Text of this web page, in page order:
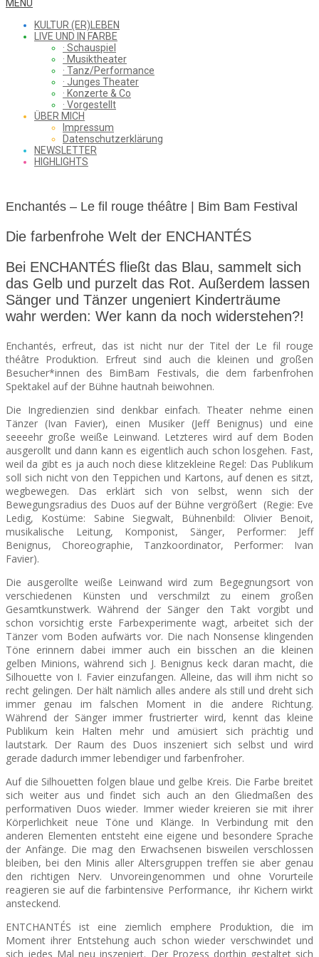
WHAT
SAW
FROM
THE
CHEAP
SEATS
Menu
MENU
KULTUR (ER)LEBEN
LIVE UND IN FARBE
· Schauspiel
· Musiktheater
· Tanz/Performance
· Junges Theater
· Konzerte & Co
· Vorgestellt
ÜBER MICH
Impressum
Datenschutzerklärung
NEWSLETTER
HIGHLIGHTS
Enchantés – Le fil rouge théâtre | Bim Bam Festival
Die farbenfrohe Welt der ENCHANTÉS
Bei ENCHANTÉS fließt das Blau, sammelt sich
das Gelb und purzelt das Rot. Außerdem lassen
Sänger und Tänzer ungeniert Kinderträume
wahr werden: Wer kann da noch widerstehen?!
Enchantés, erfreut, das ist nicht nur der Titel der Le fil rouge
théâtre Produktion. Erfreut sind auch die kleinen und großen
Besucher*innen des BimBam Festivals, die dem farbenfrohen
Spektakel auf der Bühne hautnah beiwohnen.
Die Ingredienzien sind denkbar einfach. Theater nehme einen
Tänzer (Ivan Favier), einen Musiker (Jeff Benignus) und eine
seeeehr große weiße Leinwand. Letzteres wird auf dem Boden
ausgerollt und dann kann es eigentlich auch schon losgehen. Fast,
weil da gibt es ja auch noch diese klitzekleine Regel: Das Publikum
soll sich nicht von den Teppichen und Kartons, auf denen es sitzt,
wegbewegen. Das erklärt sich von selbst, wenn sich der
Bewegungsradius des Duos auf der Bühne vergrößert (Regie: Eve
Ledig, Kostüme: Sabine Siegwalt, Bühnenbild: Olivier Benoit,
musikalische Leitung, Komponist, Sänger, Performer: Jeff
Benignus, Choreographie, Tanzkoordinator, Performer: Ivan
Favier).
Die ausgerollte weiße Leinwand wird zum Begegnungsort von
verschiedenen Künsten und verschmilzt zu einem großen
Gesamtkunstwerk. Während der Sänger den Takt vorgibt und
schon vorsichtig erste Farbexperimente wagt, arbeitet sich der
Tänzer vom Boden aufwärts vor. Die nach Nonsense klingenden
Töne erinnern dabei immer auch ein bisschen an die kleinen
gelben Minions, während sich J. Benignus keck daran macht, die
Silhouette von I. Favier einzufangen. Alleine, das will ihm nicht so
recht gelingen. Der hält nämlich alles andere als still und dreht sich
immer genau im falschen Moment in die andere Richtung.
Während der Sänger immer frustrierter wird, kennt das kleine
Publikum kein Halten mehr und amüsiert sich prächtig und
lautstark. Der Raum des Duos inszeniert sich selbst und wird
gerade dadurch immer lebendiger und farbenfroher.
Auf die Silhouetten folgen blaue und gelbe Kreis. Die Farbe breitet
sich weiter aus und findet sich auch an den Gliedmaßen des
performativen Duos wieder. Immer wieder kreieren sie mit ihrer
Körperlichkeit neue Töne und Klänge. In Verbindung mit den
anderen Elementen entsteht eine eigene und besondere Sprache
der Anfänge. Die mag den Erwachsenen bisweilen verschlossen
bleiben, bei den Minis aller Altersgruppen treffen sie aber genau
den richtigen Nerv. Unvoreingenommen und ohne Vorurteile
reagieren sie auf die farbintensive Performance, ihr Kichern wirkt
ansteckend.
ENTCHANTÉS ist eine ziemlich emphere Produktion, die im
Moment ihrer Entstehung auch schon wieder verschwindet und
sich jedes Mal neu inszeniert. Der Prozess dorthin gestaltet sich